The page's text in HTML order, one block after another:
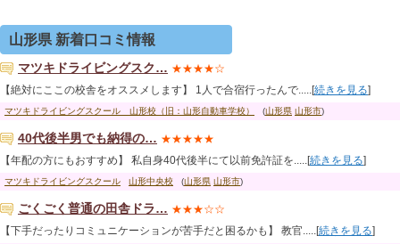
山形県 新着口コミ情報
マツキドライビングスク… ★★★★☆
【絶対にここの校舎をオススメします】 1人で合宿行ったんで.....[続きを見る]
マツキドライビングスクール 山形校（旧：山形自動車学校） (山形県 山形市)
40代後半男でも納得の… ★★★★★
【年配の方にもおすすめ】 私自身40代後半にて以前免許証を.....[続きを見る]
マツキドライビングスクール 山形中央校 (山形県 山形市)
ごくごく普通の田舎ドラ… ★★★☆☆
【下手だったりコミュニケーションが苦手だと困るかも】 教官.....[続きを見る]